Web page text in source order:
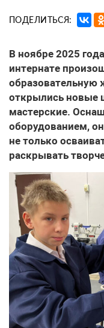
ПОДЕЛИТЬСЯ:
В ноябре 2025
интернате
образовательную
открылись новые
мастерские.
оборудованием,
не только
раскрывать